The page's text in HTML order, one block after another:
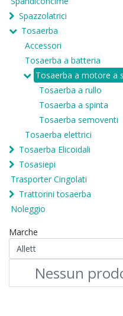
Spazzolatrici
Tosaerba
Accessori
Tosaerba a batteria
Tosaerba a motore a
Tosaerba a rullo
Tosaerba a spinta
Tosaerba semoventi
Tosaerba elettrici
Tosaerba Elicoidali
Tosasiepi
Trasporter Cingolati
Trattorini tosaerba
Noleggio
Marche
Nessun